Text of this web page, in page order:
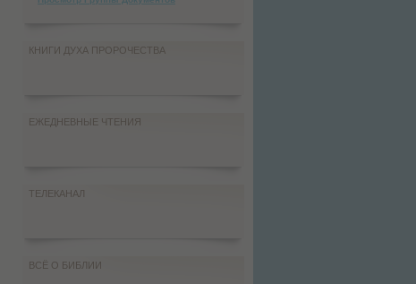
КНИГИ ДУХА ПРОРОЧЕСТВА
ЕЖЕДНЕВНЫЕ ЧТЕНИЯ
ТЕЛЕКАНАЛ
ВСЁ О БИБЛИИ